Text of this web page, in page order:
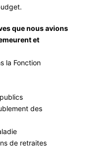
que nous avions
et
la Fonction
des
de retraites